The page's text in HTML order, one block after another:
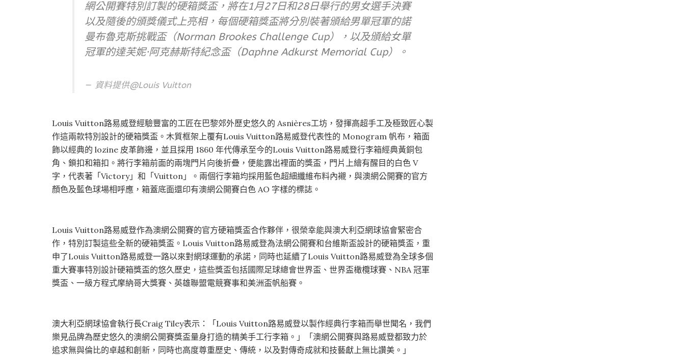
網公開賽特別訂製的硬箱獎盃，將在1月27日和28日舉行的男女選手決賽
以及隨後的頒獎儀式上亮相，每個硬箱獎盃將分別裝著頒給男單冠軍的諾
曼布魯克斯挑戰盃（Norman Brookes Challenge Cup），以及頒給女單
冠軍的達芙妮·阿克赫斯特紀念盃（Daphne Adkurst Memorial Cup）。
資料提供@Louis Vuitton
Louis Vuitton路易威登經驗豐富的工匠在巴黎郊外歷史悠久的 Asnières工坊，發揮高超手工及極致匠心製
作這兩款特別設計的硬箱獎盃。木質框架上覆有Louis Vuitton路易威登代表性的 Monogram 帆布，箱面
飾以經典的 lozine 皮革飾邊，並且採用 1860 年代傳承至今的Louis Vuitton路易威登行李箱經典黃銅包
角、鎖扣和箱扣。將行李箱前面的兩塊門片向後折疊，便能露出裡面的獎盃，門片上繪有醒目的白色 V
字，代表著「Victory」和「Vuitton」。兩個行李箱均採用藍色超細纖維布料內襯，與澳網公開賽的官方
顏色及藍色球場相呼應，箱蓋底面還印有澳網公開賽白色 AO 字樣的標誌。
Louis Vuitton路易威登作為澳網公開賽的官方硬箱獎盃合作夥伴，很榮幸能與澳大利亞網球協會緊密合
作，特別訂製這些全新的硬箱獎盃。Louis Vuitton路易威登為法網公開賽和台維斯盃設計的硬箱獎盃，重
申了Louis Vuitton路易威登一路以來對網球運動的承諾，同時也延續了Louis Vuitton路易威登為全球多個
重大賽事特別設計硬箱獎盃的悠久歷史，這些獎盃包括國際足球總會世界盃、世界盃橄欖球賽、NBA 冠軍
獎盃、一級方程式摩納哥大獎賽、英雄聯盟電競賽事和美洲盃帆船賽。
澳大利亞網球協會執行長Craig Tiley表示：「Louis Vuitton路易威登以製作經典行李箱而舉世聞名，我們
樂見品牌為歷史悠久的澳網公開賽獎盃量身打造的精美手工行李箱。」「澳網公開賽與路易威登都致力於
追求無與倫比的卓越和創新，同時也高度尊重歷史、傳統，以及對傳奇成就和技藝獻上無比讚美。」